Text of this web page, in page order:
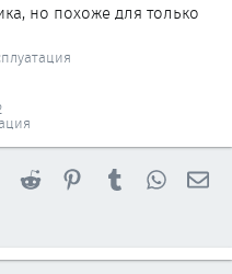
но похоже для только
Reddit PinterestTumblr